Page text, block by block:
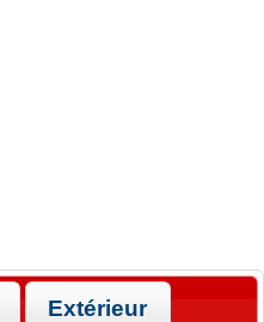
Extérieur